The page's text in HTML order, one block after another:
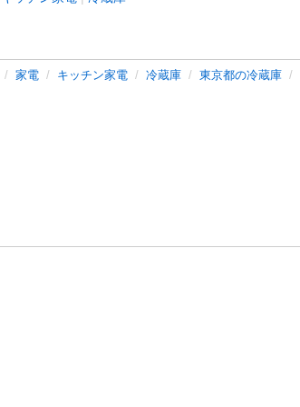
家電 キッチン家電 冷蔵庫 東京都の冷蔵庫